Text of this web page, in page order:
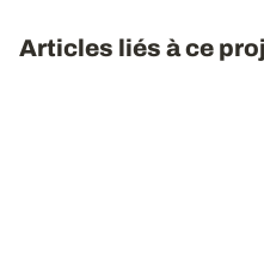
Articles liés à ce